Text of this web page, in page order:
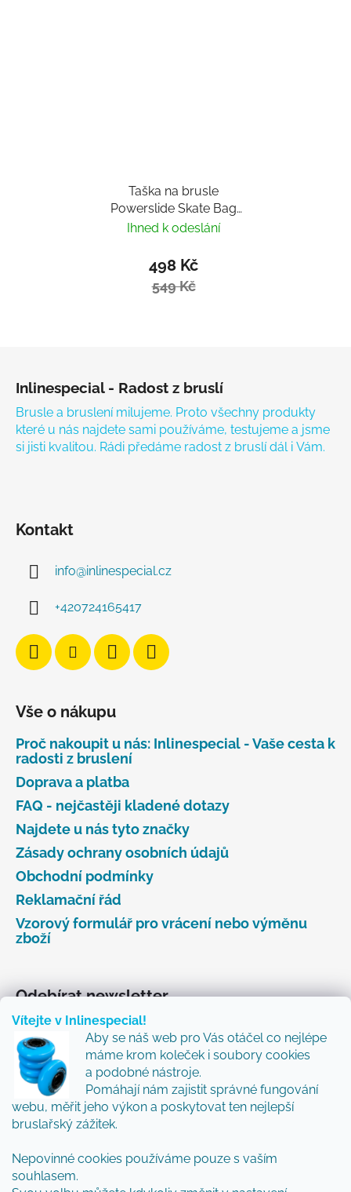
Vítejte v Inlinespecial!
Aby se náš web pro Vás otáčel co nejlépe
máme krom koleček i soubory cookies
a podobné nástroje.
Pomáhají nám zajistit správné fungování
webu, měřit jeho výkon a poskytovat ten nejlepší
bruslařský zážitek.
Nepovinné cookies používáme pouze s vaším
souhlasem.
Taška na brusle
Powerslide Skate Bag
PS II Black
Ihned k odeslání
498 Kč
549 Kč
Inlinespecial - Radost z bruslí
Brusle a bruslení milujeme. Proto všechny produkty
které u nás najdete sami používáme, testujeme a jsme
si jisti kvalitou. Rádi předáme radost z bruslí dál i Vám.
Kontakt
info@inlinespecial.cz
+420724165417
Vše o nákupu
Proč nakoupit u nás: Inlinespecial - Vaše cesta k
radosti z bruslení
Doprava a platba
FAQ - nejčastěji kladené dotazy
Najdete u nás tyto značky
Zásady ochrany osobních údajů
Obchodní podmínky
Reklamační řád
Vzorový formulář pro vrácení nebo výměnu
zboží
Odebírat newsletter
Vložte svůj e-mail a my vám budeme zasílat informace
o nových produktech na našem e-shopu.
Přidejte se k nám a my Vám budeme zasílat ty nejlepší
novinky a tipy.
E-mail
Vložením e-mailu souhlasíte spodmínkami
ochrany osobních údajů